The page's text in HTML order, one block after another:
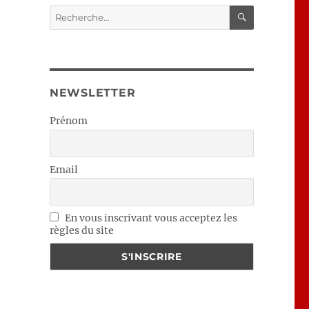
Recherche
pour :
NEWSLETTER
Prénom
Email
En vous inscrivant vous acceptez les
règles du site